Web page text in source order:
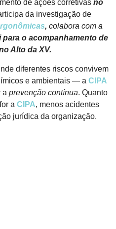
de ações corretivas no
da investigação de
, colabora com a
para o acompanhamento de
Alto da XV.
diferentes riscos convivem
e ambientais — a CIPA
a prevenção contínua. Quanto
a CIPA, menos acidentes
jurídica da organização.